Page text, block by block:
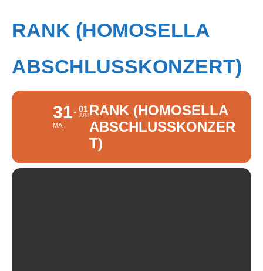
RANK (HOMOSELLA
ABSCHLUSSKONZERT)
31
MAI
01
JUNI RANK (HOMOSELLA
ABSCHLUSSKONZER
T)